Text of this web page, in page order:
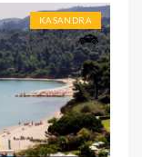
KASANDRA